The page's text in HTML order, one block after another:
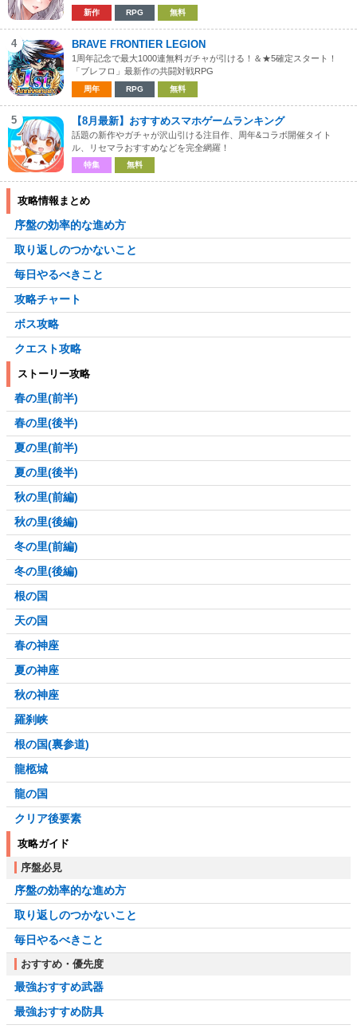
新作 RPG 無料
4 BRAVE FRONTIER LEGION
1周年記念で最大1000連無料ガチャが引ける！＆★5確定スタート！
「ブレフロ」最新作の共闘対戦RPG
周年 RPG 無料
5 【8月最新】おすすめスマホゲームランキング
話題の新作やガチャが沢山引ける注目作、周年&コラボ開催タイト
ル、リセマラおすすめなどを完全網羅！
特集 無料
攻略情報まとめ
序盤の効率的な進め方
取り返しのつかないこと
毎日やるべきこと
攻略チャート
ボス攻略
クエスト攻略
ストーリー攻略
春の里(前半)
春の里(後半)
夏の里(前半)
夏の里(後半)
秋の里(前編)
秋の里(後編)
冬の里(前編)
冬の里(後編)
根の国
天の国
春の神座
夏の神座
秋の神座
羅刹峡
根の国(裏参道)
龍柩城
龍の国
クリア後要素
攻略ガイド
序盤必見
序盤の効率的な進め方
取り返しのつかないこと
毎日やるべきこと
おすすめ・優先度
最強おすすめ武器
最強おすすめ防具